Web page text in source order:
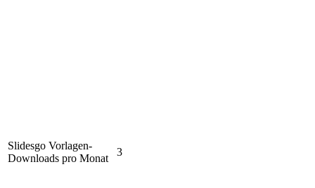
Slidesgo Vorlagen-
Downloads pro Monat
3